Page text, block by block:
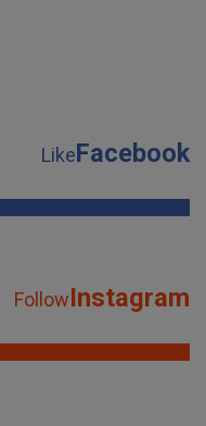
LikeFacebook
FollowInstagram